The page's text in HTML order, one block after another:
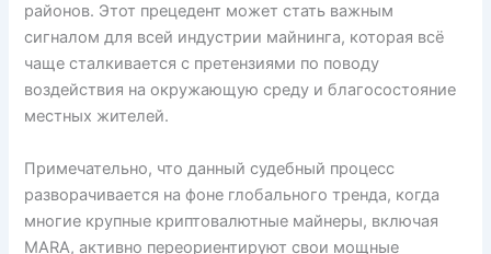
районов. Этот прецедент может стать важным
сигналом для всей индустрии майнинга, которая всё
чаще сталкивается с претензиями по поводу
воздействия на окружающую среду и благосостояние
местных жителей.
Примечательно, что данный судебный процесс
разворачивается на фоне глобального тренда, когда
многие крупные криптовалютные майнеры, включая
MARA, активно переориентируют свои мощные